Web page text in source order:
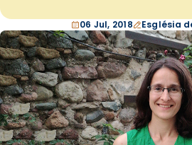
06 Jul, 2018 Església